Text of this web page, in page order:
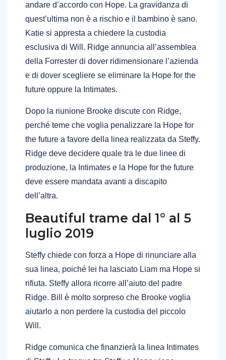
andare d’accordo con Hope. La gravidanza di
quest’ultima non è a rischio e il bambino è sano.
Katie si appresta a chiedere la custodia
esclusiva di Will. Ridge annuncia all’assemblea
della Forrester di dover ridimensionare l’azienda
e di dover scegliere se eliminare la Hope for the
future oppure la Intimates.
Dopo la riunione Brooke discute con Ridge,
perché teme che voglia penalizzare la Hope for
the future a favore della linea realizzata da Steffy.
Ridge deve decidere quale tra le due linee di
produzione, la Intimates e la Hope for the future
deve essere mandata avanti a discapito
dell’altra.
Beautiful trame dal 1° al 5
luglio 2019
Steffy chiede con forza a Hope di rinunciare alla
sua linea, poiché lei ha lasciato Liam ma Hope si
rifiuta. Steffy allora ricorre all’aiuto del padre
Ridge. Bill è molto sorpreso che Brooke voglia
aiutarlo a non perdere la custodia del piccolo
Will.
Ridge comunica che finanzierà la linea Intimates